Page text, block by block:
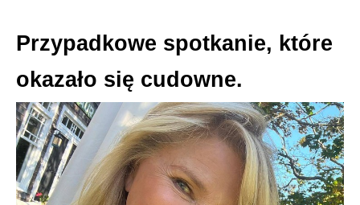
Przypadkowe spotkanie, które
okazało się cudowne.